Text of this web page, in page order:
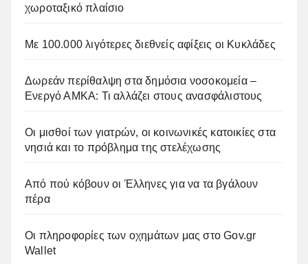
χωροταξικό πλαίσιο
Με 100.000 λιγότερες διεθνείς αφίξεις οι Κυκλάδες
Δωρεάν περίθαλψη στα δημόσια νοσοκομεία –
Ενεργό ΑΜΚΑ: Τι αλλάζει στους ανασφάλιστους
Οι μισθοί των γιατρών, οι κοινωνικές κατοικίες στα
νησιά και το πρόβλημα της στελέχωσης
Από πού κόβουν οι Έλληνες για να τα βγάλουν
πέρα
Οι πληροφορίες των οχημάτων μας στο Gov.gr
Wallet